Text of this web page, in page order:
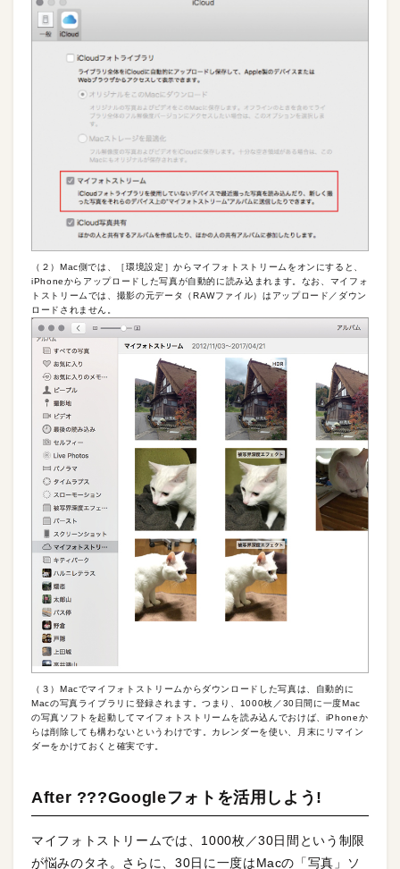
（２）Mac側では、［環境設定］からマイフォトストリームをオンにすると、
iPhoneからアップロードした写真が自動的に読み込まれます。なお、マイフォ
トストリームでは、撮影の元データ（RAWファイル）はアップロード／ダウン
ロードされません。
（３）Macでマイフォトストリームからダウンロードした写真は、自動的に
Macの写真ライブラリに登録されます。つまり、1000枚／30日間に一度Mac
の写真ソフトを起動してマイフォトストリームを読み込んでおけば、iPhoneか
らは削除しても構わないというわけです。カレンダーを使い、月末にリマイン
ダーをかけておくと確実です。
After ???Googleフォトを活用しよう!
マイフォトストリームでは、1000枚／30日間という制限
が悩みのタネ。さらに、30日に一度はMacの「写真」ソ